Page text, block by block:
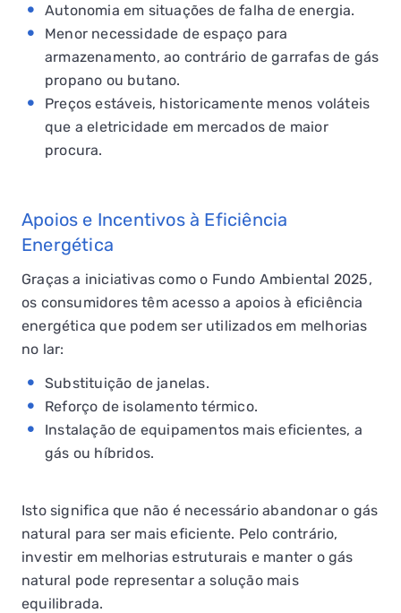
Autonomia em situações de falha de energia.
Menor necessidade de espaço para
armazenamento, ao contrário de garrafas de gás
propano ou butano.
Preços estáveis, historicamente menos voláteis
que a eletricidade em mercados de maior
procura.
Apoios e Incentivos à Eficiência
Energética
Graças a iniciativas como o Fundo Ambiental 2025,
os consumidores têm acesso a apoios à eficiência
energética que podem ser utilizados em melhorias
no lar:
Substituição de janelas.
Reforço de isolamento térmico.
Instalação de equipamentos mais eficientes, a
gás ou híbridos.
Isto significa que não é necessário abandonar o gás
natural para ser mais eficiente. Pelo contrário,
investir em melhorias estruturais e manter o gás
natural pode representar a solução mais
equilibrada.